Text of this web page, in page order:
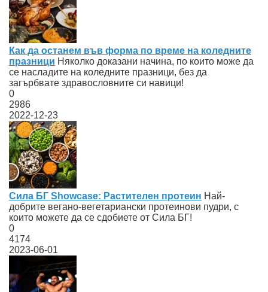
Как да останем във форма по време на коледните
празници Няколко доказани начина, по които може да
се насладите на коледните празници, без да
загърбвате здравословните си навици!
0
2986
2022-12-23
Сила БГ Showcase: Растителен протеин Най-
добрите вегано-вегетариански протеинови пудри, с
които можете да се сдобиете от Сила БГ!
0
4174
2023-06-01